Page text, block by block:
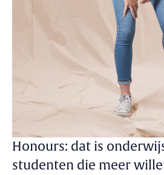
Honours: dat is
studenten die meer